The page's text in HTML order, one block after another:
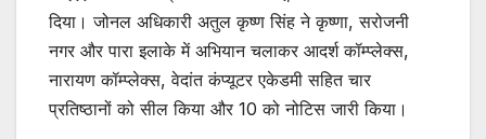
दिया। जोनल अधिकारी अतुल कृष्ण सिंह ने कृष्णा, सरोजनी
नगर और पारा इलाके में अभियान चलाकर आदर्श कॉम्प्लेक्स,
नारायण कॉम्प्लेक्स, वेदांत कंप्यूटर एकेडमी सहित चार
प्रतिष्ठानों को सील किया और 10 को नोटिस जारी किया।